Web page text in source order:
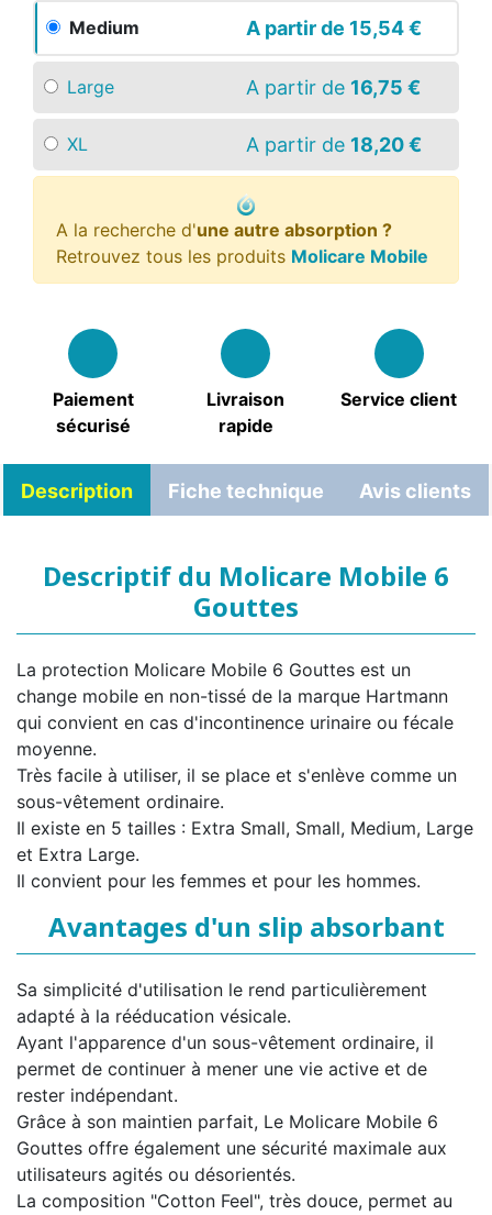
Medium A partir de 15,54 €
Large A partir de 16,75 €
XL A partir de 18,20 €
A la recherche d'une autre absorption ?
Retrouvez tous les produits Molicare Mobile
Paiement
sécurisé
Livraison
rapide
Service client
Description Fiche technique Avis clients
Descriptif du Molicare Mobile 6
Gouttes
La protection Molicare Mobile 6 Gouttes est un
change mobile en non-tissé de la marque Hartmann
qui convient en cas d'incontinence urinaire ou fécale
moyenne.
Très facile à utiliser, il se place et s'enlève comme un
sous-vêtement ordinaire.
Il existe en 5 tailles : Extra Small, Small, Medium, Large
et Extra Large.
Il convient pour les femmes et pour les hommes.
Avantages d'un slip absorbant
Sa simplicité d'utilisation le rend particulièrement
adapté à la rééducation vésicale.
Ayant l'apparence d'un sous-vêtement ordinaire, il
permet de continuer à mener une vie active et de
rester indépendant.
Grâce à son maintien parfait, Le Molicare Mobile 6
Gouttes offre également une sécurité maximale aux
utilisateurs agités ou désorientés.
La composition "Cotton Feel", très douce, permet au